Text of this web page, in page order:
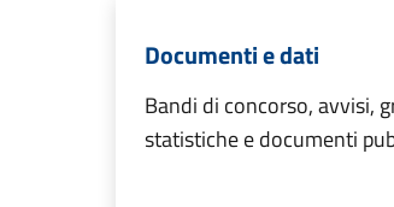
Documenti e dati
Bandi di concorso, avvisi,
statistiche e documenti